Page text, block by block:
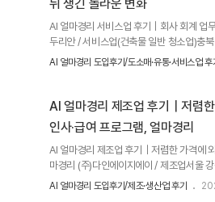
뒤 생긴 놀라운 변화
AI 얼마경리 서비스업 후기｜회사 회계 업
두리안 / 서비스업(건축물 일반 청소업)충
: 엑셀(주)두리안에서는 회사의 모든 회계
스럽다고 하셨습니다.​AI 얼마경리를 사용
능한 인재 확보, 우수 인력 육성! 고객이 원
AI 얼마경리 도입후기/도소매·유통·서비스업 후
AI 얼마경리 제조업 후기｜저렴
인사·급여 프로그램, 얼마경리
AI 얼마경리 제조업 후기｜저렴한 가격에
마경리 (주)다인에이지에이 / 제조업서울
(주)다인에이지에이는 재택근무를 해야 하
AI 얼마경리 도입후기/제조·생산업 후기